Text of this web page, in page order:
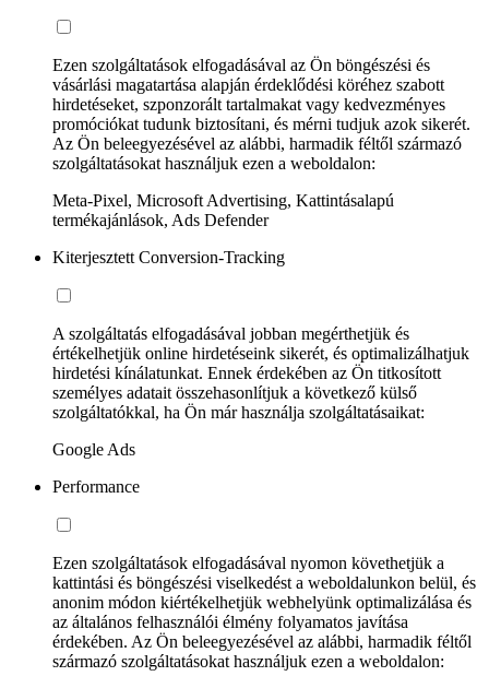
Ezen szolgáltatások elfogadásával az Ön böngészési és
vásárlási magatartása alapján érdeklődési köréhez szabott
hirdetéseket, szponzorált tartalmakat vagy kedvezményes
promóciókat tudunk biztosítani, és mérni tudjuk azok sikerét.
Az Ön beleegyezésével az alábbi, harmadik féltől származó
szolgáltatásokat használjuk ezen a weboldalon:
Meta-Pixel, Microsoft Advertising, Kattintásalapú
termékajánlások, Ads Defender
Kiterjesztett Conversion-Tracking
A szolgáltatás elfogadásával jobban megérthetjük és
értékelhetjük online hirdetéseink sikerét, és optimalizálhatjuk
hirdetési kínálatunkat. Ennek érdekében az Ön titkosított
személyes adatait összehasonlítjuk a következő külső
szolgáltatókkal, ha Ön már használja szolgáltatásaikat:
Google Ads
Performance
Ezen szolgáltatások elfogadásával nyomon követhetjük a
kattintási és böngészési viselkedést a weboldalunkon belül, és
anonim módon kiértékelhetjük webhelyünk optimalizálása és
az általános felhasználói élmény folyamatos javítása
érdekében. Az Ön beleegyezésével az alábbi, harmadik féltől
származó szolgáltatásokat használjuk ezen a weboldalon: